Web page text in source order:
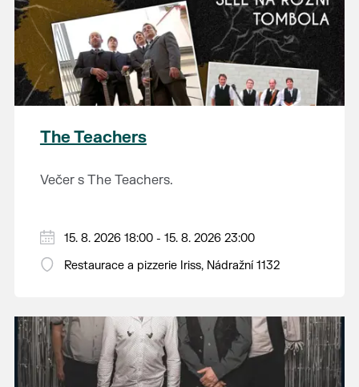
The Teachers
Večer s The Teachers.
15. 8. 2026 18:00 - 15. 8. 2026 23:00
Restaurace a pizzerie Iriss, Nádražní 1132